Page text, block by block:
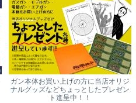
ガン本体お買い上げの方に当店オリジ
ナルグッズなどちょっとしたプレゼン
ト進呈中！！